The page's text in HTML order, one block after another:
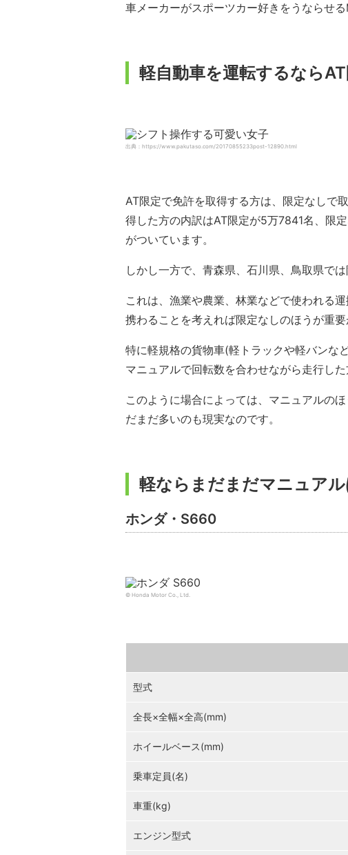
車メーカーがスポーツカー好きをうならせ
軽自動車を運転するなら
出典：https://www.pakutaso.com/20170855233post-12890.html
AT限定で免許を取得する方は、限定なしで
得した方の内訳はAT限定が5万7841名、限
がついています。
しかし一方で、青森県、石川県、鳥取県で
これは、漁業や農業、林業などで使われる
携わることを考えれば限定なしのほうが重要
特に軽規格の貨物車(軽トラックや軽バンな
マニュアルで回転数を合わせながら走行した
このように場合によっては、マニュアルの
だまだ多いのも現実なのです。
軽ならまだまだマニュア
ホンダ・S660
© Honda Motor Co., Ltd.
型式
全長×全幅×全高(mm)
ホイールベース(mm)
乗車定員(名)
車重(kg)
エンジン型式